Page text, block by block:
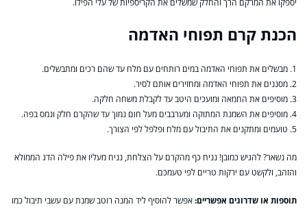
יספקו את המרקם הרך והחלק שמשלים את הקריספיות של עלי הפילו.
הכנת קרם תפוחי האדמה
1. מבשלים את תפוחי האדמה במים רותחים עם מלח עד שהם רכים ומתבשלים.
2. מסננים את תפוחי האדמה ומחזירים אותם לסיר.
3. מוסיפים את החמאה ומועכים היטב עד לקבלת משחה חלקה.
4. מוסיפים את השמנת המתוקה ומערבבים מעל חום נמוך עד שהקרם חלק ונמס בפה.
5. טועמים ומתקנים את התיבול עם מלח ופלפל לפי הצורך.
מה נשאר? להגיש כמובן! נניח כף מהקרם על הצלחת, נניח מעליו את פילה הדג הממולא
והזהב, ולקשט עם ירקות טריים לפי טעמכם.
תוספות או שדרוגים אפשריים:אפשר להוסיף ליד המנה רוטב שמנת עם עשבי תיבול כמו